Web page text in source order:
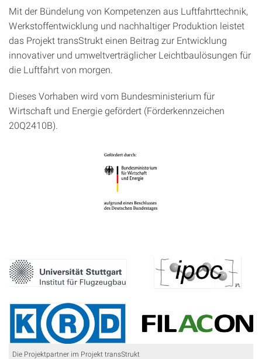
Mit der Bündelung von Kompetenzen aus Luftfahrttechnik,
Werkstoffentwicklung und nachhaltiger Produktion leistet
das Projekt transStrukt einen Beitrag zur Entwicklung
innovativer und umweltverträglicher Leichtbaulösungen für
die Luftfahrt von morgen.
Dieses Vorhaben wird vom Bundesministerium für
Wirtschaft und Energie gefördert (Förderkennzeichen
20Q2410B).
Die Projektpartner im Projekt transStrukt